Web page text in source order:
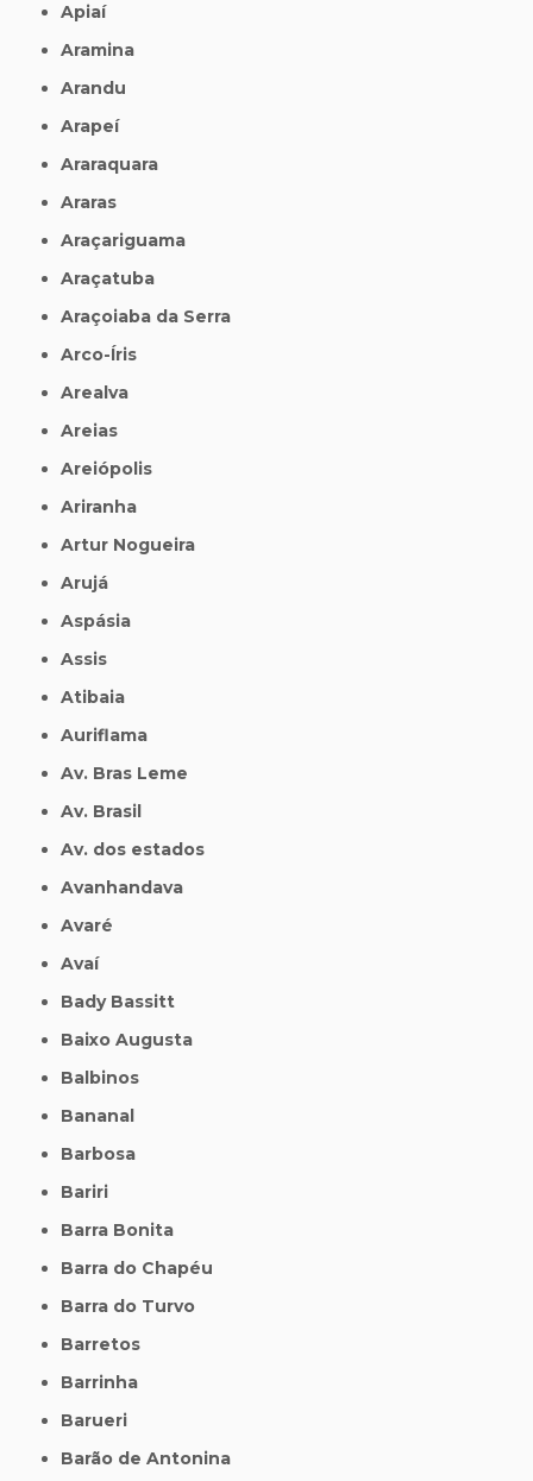
Apiaí
Aramina
Arandu
Arapeí
Araraquara
Araras
Araçariguama
Araçatuba
Araçoiaba da Serra
Arco-Íris
Arealva
Areias
Areiópolis
Ariranha
Artur Nogueira
Arujá
Aspásia
Assis
Atibaia
Auriflama
Av. Bras Leme
Av. Brasil
Av. dos estados
Avanhandava
Avaré
Avaí
Bady Bassitt
Baixo Augusta
Balbinos
Bananal
Barbosa
Bariri
Barra Bonita
Barra do Chapéu
Barra do Turvo
Barretos
Barrinha
Barueri
Barão de Antonina